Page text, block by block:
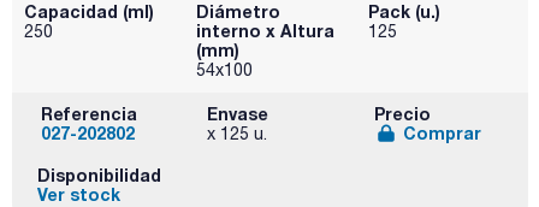
Capacidad (ml)
250
Diámetro
interno x Altura
(mm)
54x100
Pack (u.)
125
Referencia
027-202802
Envase
x 125 u.
Precio
Comprar
Disponibilidad
Ver stock